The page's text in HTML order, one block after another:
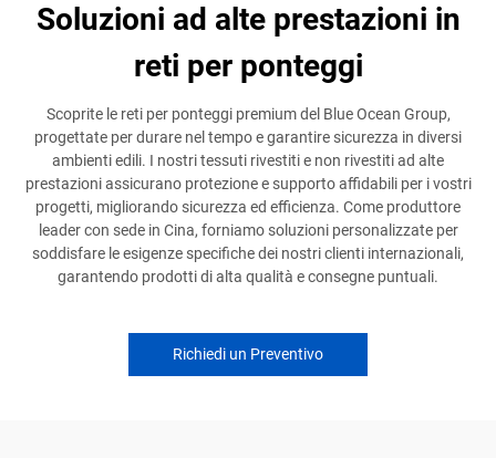
Soluzioni ad alte prestazioni in
reti per ponteggi
Scoprite le reti per ponteggi premium del Blue Ocean Group,
progettate per durare nel tempo e garantire sicurezza in diversi
ambienti edili. I nostri tessuti rivestiti e non rivestiti ad alte
prestazioni assicurano protezione e supporto affidabili per i vostri
progetti, migliorando sicurezza ed efficienza. Come produttore
leader con sede in Cina, forniamo soluzioni personalizzate per
soddisfare le esigenze specifiche dei nostri clienti internazionali,
garantendo prodotti di alta qualità e consegne puntuali.
Richiedi un Preventivo